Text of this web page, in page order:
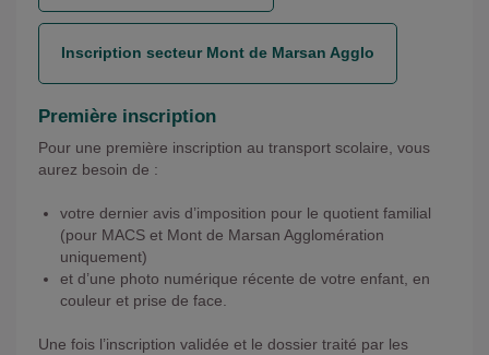
Inscription secteur Mont de Marsan Agglo
Première inscription
Pour une première inscription au transport scolaire, vous
aurez besoin de :
votre dernier avis d’imposition pour le quotient familial
(pour MACS et Mont de Marsan Agglomération
uniquement)
et d’une photo numérique récente de votre enfant, en
couleur et prise de face.
Une fois l’inscription validée et le dossier traité par les